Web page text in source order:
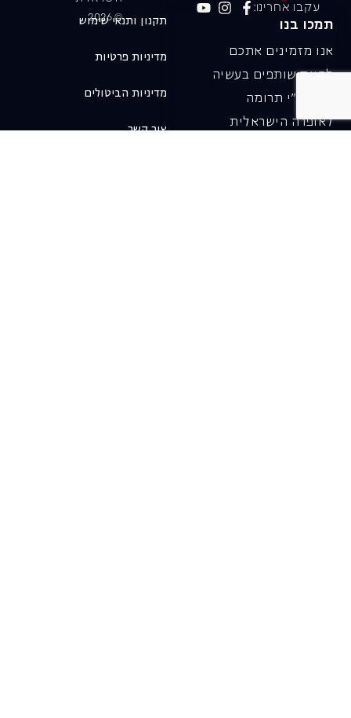
עקבו אחרינו:
תמכו בנו
אנו מזמינים אתכם
להיות שותפים בעשיה
שלנו ע"י תרומה
לאופרה הישראלית
© 2026
תקנון ותנאי שימוש
מדיניות פרטיות
מדיניות הביטולים
צור קשר